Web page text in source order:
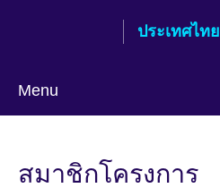
ประเทศไทย
Menu
สมาชิกโครงการ